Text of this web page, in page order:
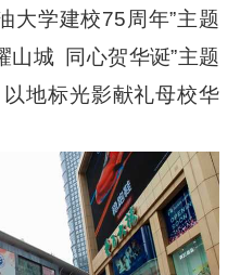
大学建校75周年”主题
山城 同心贺华诞”主题
地标光影献礼母校华